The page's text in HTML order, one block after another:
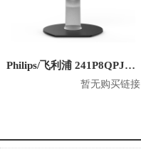
Philips/飞利浦 241P8QPJEB 23.8英寸 1080P显示器
暂无购买链接